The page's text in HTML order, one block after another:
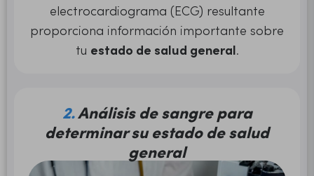
electrocardiograma (ECG) resultante
proporciona información importante sobre
tu estado de salud general.
2.Análisis de sangre para
determinar su estado de salud
general